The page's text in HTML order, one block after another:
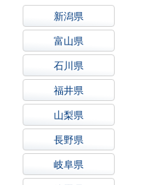
新潟県
富山県
石川県
福井県
山梨県
長野県
岐阜県